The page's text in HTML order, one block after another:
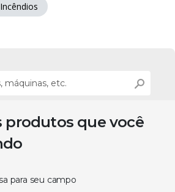
Incêndios
produtos que você
para seu campo